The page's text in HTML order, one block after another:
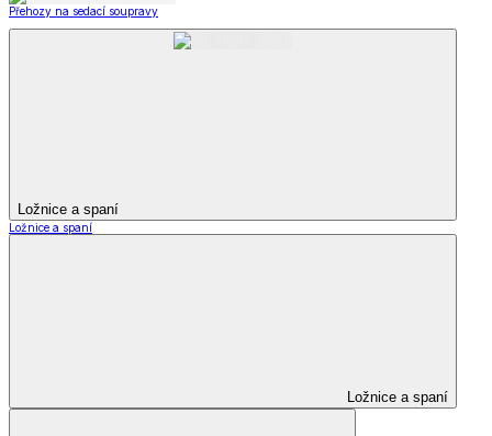
Přehozy na sedací soupravy
Ložnice a spaní
Ložnice a spaní
Ložnice a spaní